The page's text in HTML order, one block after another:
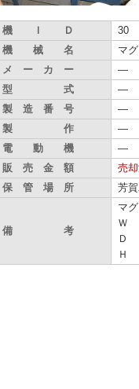
機 Ｉ Ｄ
30
機 械 名
マ
メ ー カ ー
―
型 式
―
製 造 番 号
―
製 作
―
電 動 機
―
販 売 金 額
売
保 管 場 所
芳
備 考
マ
Ｗ
Ｄ
Ｈ